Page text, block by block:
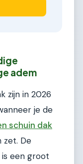
adem
zijn in 2026
je de
schuin dak
zet. De
een groot